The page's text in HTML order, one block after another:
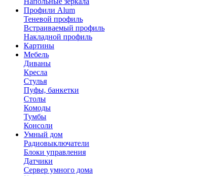
Профили Alum
Теневой профиль
Встраиваемый профиль
Накладной профиль
Картины
Мебель
Диваны
Кресла
Стулья
Пуфы, банкетки
Столы
Комоды
Тумбы
Консоли
Умный дом
Радиовыключатели
Блоки управления
Датчики
Сервер умного дома